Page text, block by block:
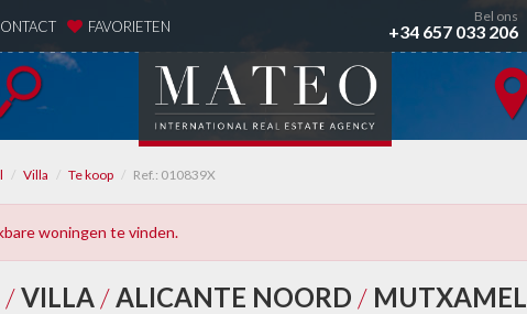
FAVORIETEN
Bel ons
+34 657 033 206
Villa Te koop Ref.: 010839X
woningen te vinden.
/VILLA/ALICANTE NOORD / MUTXAMEL